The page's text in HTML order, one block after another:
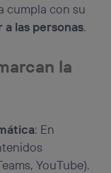
cumpla con su
las personas.
la
: En
YouTube).